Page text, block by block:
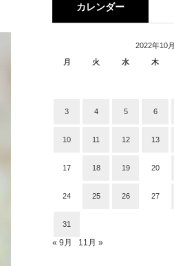
カレンダー
2022年10月
月
火 水 木
3 4 5 6
10 11 12 13
17 18 19 20
24 25 26 27
31
« 9月 11月 »